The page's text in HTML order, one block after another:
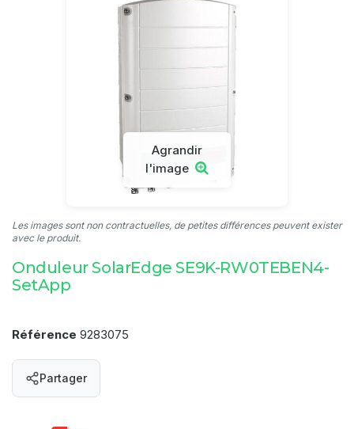
Agrandir
l'image
Les images sont non contractuelles, de petites différences peuvent exister
avec le produit.
Onduleur SolarEdge SE9K-RW0TEBEN4-
SetApp
Référence 9283075
Partager